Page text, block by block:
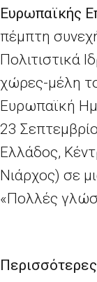
Ευρωπαϊκής
πέμπτη
Πολιτιστικά
χώρες-μέλη
Ευρωπαϊκή
23
Ελλάδος,
Νιάρχος) σε
«Πολλές